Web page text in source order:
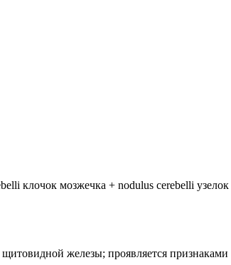
клочок мозжечка + nodulus cerebelli
железы; проявляется